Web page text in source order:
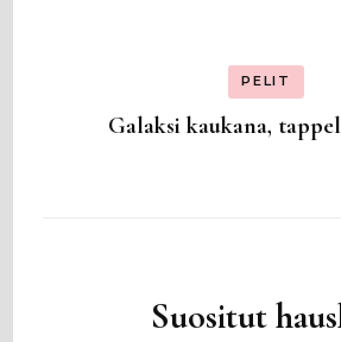
PELIT
Galaksi kaukana,
Suositut